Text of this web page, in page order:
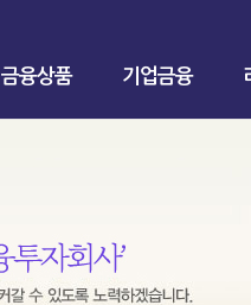
금융상품 기업금융